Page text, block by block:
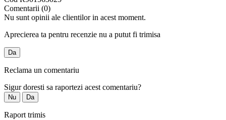
Comentarii (0)
Nu sunt opinii ale clientilor in acest moment.
Aprecierea ta pentru recenzie nu a putut fi trimisa
Da
Reclama un comentariu
Sigur doresti sa raportezi acest comentariu?
Nu Da
Raport trimis